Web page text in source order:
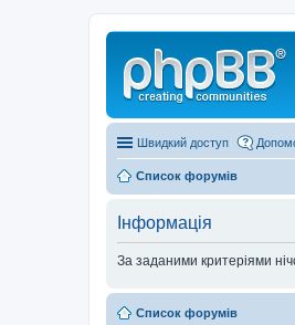
Швидкий доступ
Список форумів
Інформація
За заданими критеріями
Список форумів